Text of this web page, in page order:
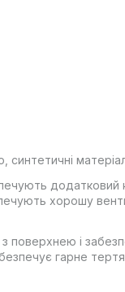
синтетичні
додатковий
хорошу
з поверхнею і
гарне тертя